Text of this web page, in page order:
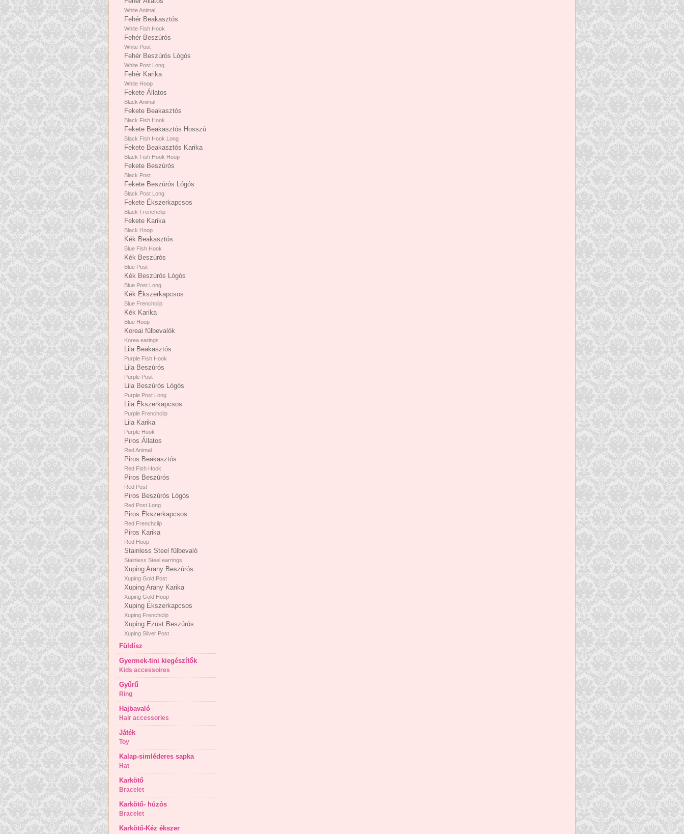
White Animal
Fehér Beakasztós
White Fish Hook
Fehér Beszúrós
White Post
Fehér Beszúrós Lógós
White Post Long
Fehér Karika
White Hoop
Fekete Állatos
Black Animal
Fekete Beakasztós
Black Fish Hook
Fekete Beakasztós Hosszú
Black Fish Hook Long
Fekete Beakasztós Karika
Black Fish Hook Hoop
Fekete Beszúrós
Black Post
Fekete Beszúrós Lógós
Black Post Long
Fekete Ékszerkapcsos
Black Frenchclip
Fekete Karika
Black Hoop
Kék Beakasztós
Blue Fish Hook
Kék Beszúrós
Blue Post
Kék Beszúrós Lógós
Blue Post Long
Kék Ékszerkapcsos
Blue Frenchclip
Kék Karika
Blue Hoop
Koreai fülbevalók
Korea earings
Lila Beakasztós
Purple Fish Hook
Lila Beszúrós
Purple Post
Lila Beszúrós Lógós
Purple Post Long
Lila Ékszerkapcsos
Purple Frenchclip
Lila Karika
Purple Hook
Piros Állatos
Red Animal
Piros Beakasztós
Red Fish Hook
Piros Beszúrós
Red Post
Piros Beszúrós Lógós
Red Post Long
Piros Ékszerkapcsos
Red Frenchclip
Piros Karika
Red Hoop
Stainless Steel fülbevaló
Stainless Steel earrings
Xuping Arany Beszúrós
Xuping Gold Post
Xuping Arany Karika
Xuping Gold Hoop
Xuping Ékszerkapcsos
Xuping Frenchclip
Xuping Ezüst Beszúrós
Xuping Silver Post
Füldísz
Gyermek-tini kiegészítők
Kids accessoires
Gyűrű
Ring
Hajbavaló
Hair accessories
Játék
Toy
Kalap-simléderes sapka
Hat
Karkötő
Bracelet
Karkötő- húzós
Bracelet
Karkötő-Kéz ékszer